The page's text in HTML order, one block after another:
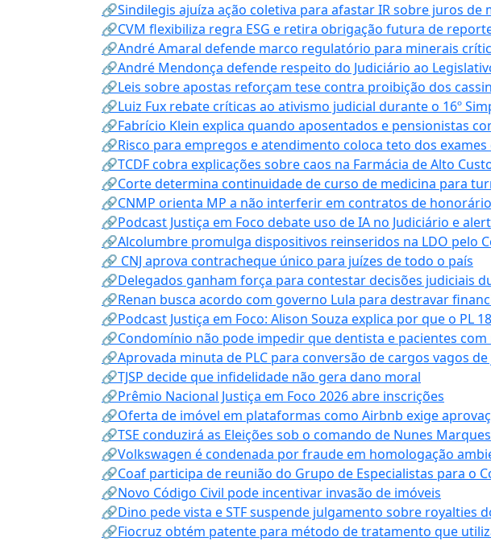
🔗Sindilegis ajuíza ação coletiva para afastar IR sobre juros de
🔗CVM flexibiliza regra ESG e retira obrigação futura de
🔗André Amaral defende marco regulatório para minerais
🔗André Mendonça defende respeito do Judiciário ao
🔗Leis sobre apostas reforçam tese contra proibição dos
🔗Luiz Fux rebate críticas ao ativismo judicial durante o 16º
🔗Fabrício Klein explica quando aposentados e pensionistas
🔗Risco para empregos e atendimento coloca teto dos exames
🔗TCDF cobra explicações sobre caos na Farmácia de Alto
🔗Corte determina continuidade de curso de medicina para
🔗CNMP orienta MP a não interferir em contratos de
🔗Podcast Justiça em Foco debate uso de IA no Judiciário e
🔗Alcolumbre promulga dispositivos reinseridos na LDO pelo
🔗 CNJ aprova contracheque único para juízes de todo o país
🔗Delegados ganham força para contestar decisões judiciais
🔗Renan busca acordo com governo Lula para destravar
🔗Podcast Justiça em Foco: Alison Souza explica por que o
🔗Condomínio não pode impedir que dentista e pacientes
🔗Aprovada minuta de PLC para conversão de cargos vagos
🔗TJSP decide que infidelidade não gera dano moral
🔗Prêmio Nacional Justiça em Foco 2026 abre inscrições
🔗Oferta de imóvel em plataformas como Airbnb exige
🔗TSE conduzirá as Eleições sob o comando de Nunes Marques
🔗Volkswagen é condenada por fraude em homologação
🔗Coaf participa de reunião do Grupo de Especialistas para o
🔗Novo Código Civil pode incentivar invasão de imóveis
🔗Dino pede vista e STF suspende julgamento sobre royalties
🔗Fiocruz obtém patente para método de tratamento que